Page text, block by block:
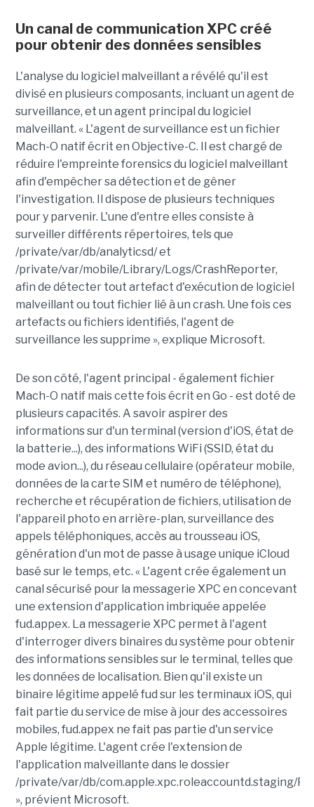
Un canal de communication XPC créé
pour obtenir des données sensibles
L'analyse du logiciel malveillant a révélé qu'il est
divisé en plusieurs composants, incluant un agent de
surveillance, et un agent principal du logiciel
malveillant. « L'agent de surveillance est un fichier
Mach-O natif écrit en Objective-C. Il est chargé de
réduire l'empreinte forensics du logiciel malveillant
afin d'empêcher sa détection et de gêner
l'investigation. Il dispose de plusieurs techniques
pour y parvenir. L'une d'entre elles consiste à
surveiller différents répertoires, tels que
/private/var/db/analyticsd/ et
/private/var/mobile/Library/Logs/CrashReporter,
afin de détecter tout artefact d'exécution de logiciel
malveillant ou tout fichier lié à un crash. Une fois ces
artefacts ou fichiers identifiés, l'agent de
surveillance les supprime », explique Microsoft.
De son côté, l'agent principal - également fichier
Mach-O natif mais cette fois écrit en Go - est doté de
plusieurs capacités. A savoir aspirer des
informations sur d'un terminal (version d'iOS, état de
la batterie...), des informations WiFi (SSID, état du
mode avion...), du réseau cellulaire (opérateur mobile,
données de la carte SIM et numéro de téléphone),
recherche et récupération de fichiers, utilisation de
l'appareil photo en arrière-plan, surveillance des
appels téléphoniques, accès au trousseau iOS,
génération d'un mot de passe à usage unique iCloud
basé sur le temps, etc. « L'agent crée également un
canal sécurisé pour la messagerie XPC en concevant
une extension d'application imbriquée appelée
fud.appex. La messagerie XPC permet à l'agent
d'interroger divers binaires du système pour obtenir
des informations sensibles sur le terminal, telles que
les données de localisation. Bien qu'il existe un
binaire légitime appelé fud sur les terminaux iOS, qui
fait partie du service de mise à jour des accessoires
mobiles, fud.appex ne fait pas partie d'un service
Apple légitime. L'agent crée l'extension de
l'application malveillante dans le dossier
/private/var/db/com.apple.xpc.roleaccountd.staging/
», prévient Microsoft.